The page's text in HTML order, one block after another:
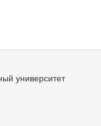
университет